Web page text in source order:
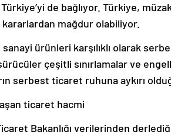
de bağlıyor. Türkiye,
kararlardan mağdur olabiliyor.
ürünleri karşılıklı olarak
çeşitli sınırlamalar ve
serbest ticaret ruhuna aykırı
ticaret hacmi
Bakanlığı verilerinden